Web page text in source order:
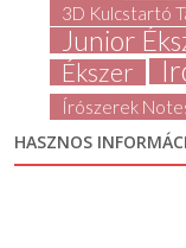
3D Kulcstartó
Junior
Ékszer
Írószerek
HASZNOS